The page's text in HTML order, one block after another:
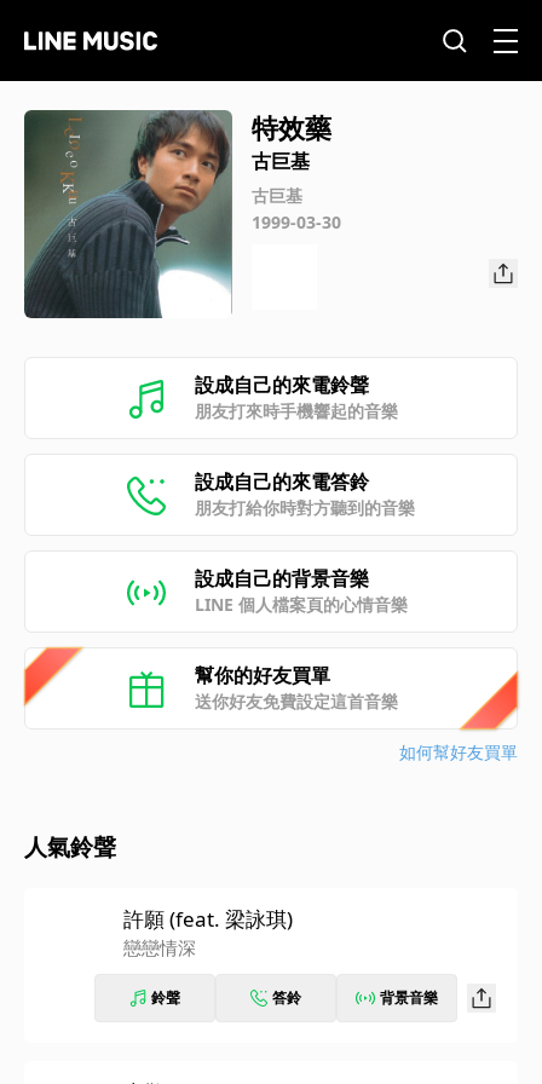
特效藥
古巨基
古巨基
1999-03-30
設成自己的來電鈴聲
朋友打來時手機響起的音樂
設成自己的來電答鈴
朋友打給你時對方聽到的音樂
設成自己的背景音樂
LINE 個人檔案頁的心情音樂
幫你的好友買單
送你好友免費設定這首音樂
如何幫好友買單
人氣鈴聲
許願 (feat. 梁詠琪)
戀戀情深
鈴聲 答鈴 背景音樂